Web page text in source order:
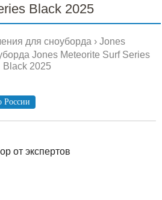
Black 2025
для сноуборда
Jones
Jones Meteorite Surf Series
Black 2025
России